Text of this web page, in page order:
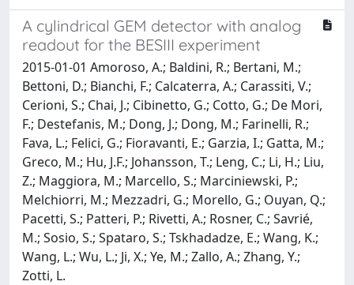
A cylindrical GEM detector with analog
readout for the BESIII experiment
2015-01-01 Amoroso, A.; Baldini, R.; Bertani, M.;
Bettoni, D.; Bianchi, F.; Calcaterra, A.; Carassiti, V.;
Cerioni, S.; Chai, J.; Cibinetto, G.; Cotto, G.; De Mori,
F.; Destefanis, M.; Dong, J.; Dong, M.; Farinelli, R.;
Fava, L.; Felici, G.; Fioravanti, E.; Garzia, I.; Gatta, M.;
Greco, M.; Hu, J.F.; Johansson, T.; Leng, C.; Li, H.; Liu,
Z.; Maggiora, M.; Marcello, S.; Marciniewski, P.;
Melchiorri, M.; Mezzadri, G.; Morello, G.; Ouyan, Q.;
Pacetti, S.; Patteri, P.; Rivetti, A.; Rosner, C.; Savrié,
M.; Sosio, S.; Spataro, S.; Tskhadadze, E.; Wang, K.;
Wang, L.; Wu, L.; Ji, X.; Ye, M.; Zallo, A.; Zhang, Y.;
Zotti, L.